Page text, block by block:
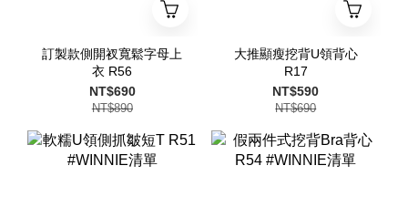
訂製款側開衩寬鬆字母上
衣 R56
NT$690
NT$890
大推顯瘦挖背U領背心
R17
NT$590
NT$690